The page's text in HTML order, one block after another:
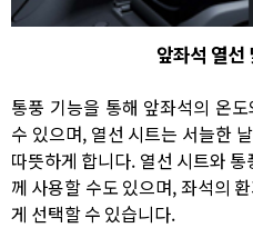
앞좌석 열선
통풍 기능을 통해 앞좌석의 온
수 있으며, 열선 시트는 서늘한
따뜻하게 합니다. 열선 시트와
께 사용할 수도 있으며, 좌석의
게 선택할 수 있습니다.